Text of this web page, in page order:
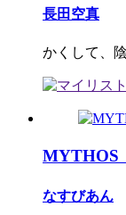
長田空真
かくして、
なすびあん